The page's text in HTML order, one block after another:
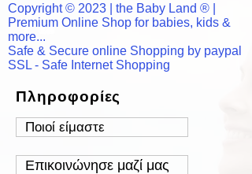
Copyright © 2023 | the Baby Land ® |
Premium Online Shop for babies, kids &
more...
Safe & Secure online Shopping by paypal
SSL - Safe Internet Shopping
Πληροφορίες
Ποιοί είμαστε
Επικοινώνησε μαζί μας